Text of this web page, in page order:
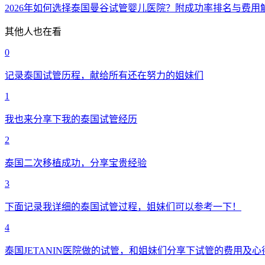
2026年如何选择泰国曼谷试管婴儿医院？附成功率排名与费用
其他人也在看
0
记录泰国试管历程，献给所有还在努力的姐妹们
1
我也来分享下我的泰国试管经历
2
泰国二次移植成功，分享宝贵经验
3
下面记录我详细的泰国试管过程，姐妹们可以参考一下！
4
泰国JETANIN医院做的试管，和姐妹们分享下试管的费用及心